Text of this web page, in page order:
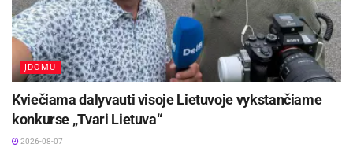
ĮDOMU
Kviečiama dalyvauti visoje Lietuvoje vykstančiame
konkurse „Tvari Lietuva“
2026-08-07